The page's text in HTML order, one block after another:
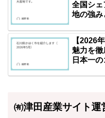
全国シ
地の強み
【2026
魅力を
日本一
㈲津田産業サイト運